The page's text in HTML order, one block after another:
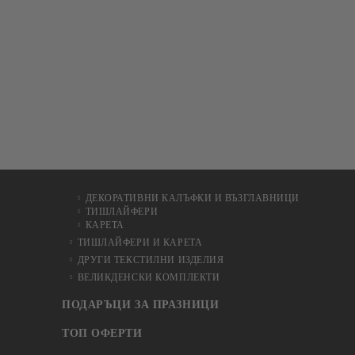
ДЕКОРАТИВНИ КАЛЪФКИ И ВЪЗГЛАВНИЦИ
ТИШЛАЙФЕРИ
КАРЕТА
ТИШЛАЙФЕРИ И КАРЕТА
ДРУГИ ТЕКСТИЛНИ ИЗДЕЛИЯ
ВЕЛИКДЕНСКИ КОМПЛЕКТИ
ПОДАРЪЦИ ЗА ПРАЗНИЦИ
ТОП ОФЕРТИ